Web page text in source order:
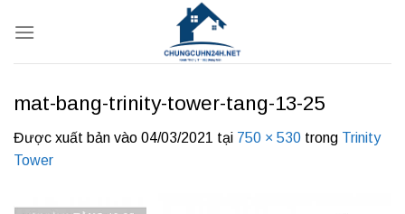
qua
mat-bang-trinity-tower-tang-13-25
Được xuất bản vào 04/03/2021 tại 750 × 530 trong Trinity
Tower